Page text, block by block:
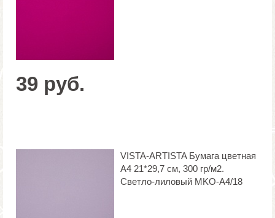
39 руб.
VISTA-ARTISTA Бумага цветная
А4 21*29,7 см, 300 гр/м2.
Светло-лиловый MKO-A4/18